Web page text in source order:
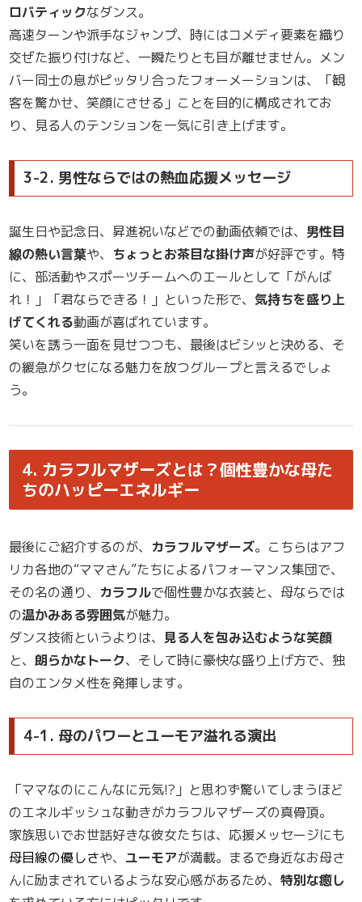
ロバティックなダンス。
高速ターンや派手なジャンプ、時にはコメディ要素を織り
交ぜた振り付けなど、一瞬たりとも目が離せません。メン
バー同士の息がピッタリ合ったフォーメーションは、「観
客を驚かせ、笑顔にさせる」ことを目的に構成されてお
り、見る人のテンションを一気に引き上げます。
3-2. 男性ならではの熱血応援メッセージ
誕生日や記念日、昇進祝いなどでの動画依頼では、 男性目
線の熱い言葉や、 ちょっとお茶目な掛け声が好評です。特
に、部活動やスポーツチームへのエールとして「がんば
れ！」「君ならできる！」といった形で、 気持ちを盛り上
げてくれる動画が喜ばれています。
笑いを誘う一面を見せつつも、最後はビシッと決める、そ
の緩急がクセになる魅力を放つグループと言えるでしょ
う。
4. カラフルマザーズとは？個性豊かな母た
ちのハッピーエネルギー
最後にご紹介するのが、 カラフルマザーズ。こちらはアフ
リカ各地の“ママさん”たちによるパフォーマンス集団で、
その名の通り、 カラフルで個性豊かな衣装と、母ならでは
の温かみある雰囲気が魅力。
ダンス技術というよりは、 見る人を包み込むような笑顔
と、 朗らかなトーク、そして時に豪快な盛り上げ方で、独
自のエンタメ性を発揮します。
4-1. 母のパワーとユーモア溢れる演出
「ママなのにこんなに元気!?」と思わず驚いてしまうほど
のエネルギッシュな動きがカラフルマザーズの真骨頂。
家族思いでお世話好きな彼女たちは、応援メッセージにも
母目線の優しさや、 ユーモアが満載。まるで身近なお母さ
んに励まされているような安心感があるため、 特別な癒し